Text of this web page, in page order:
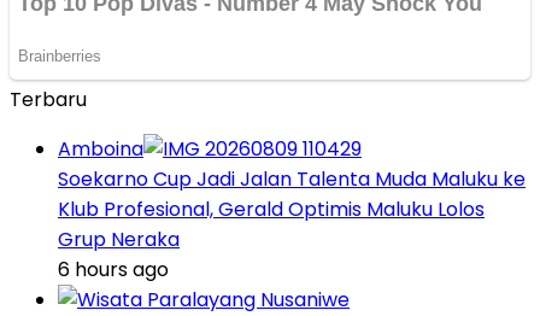
Terbaru
Amboina
Soekarno Cup Jadi Jalan Talenta Muda Maluku ke
Klub Profesional, Gerald Optimis Maluku Lolos
Grup Neraka
6 hours ago